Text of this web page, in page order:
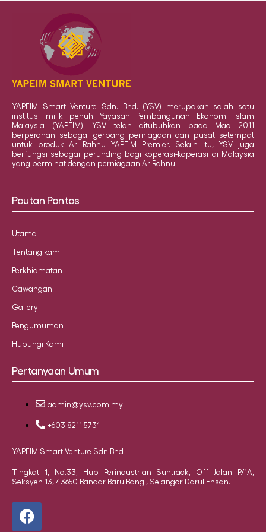
YAPEIM Smart Venture Sdn. Bhd. (YSV) merupakan salah satu
institusi milik penuh Yayasan Pembangunan Ekonomi Islam
Malaysia (YAPEIM). YSV telah ditubuhkan pada Mac 2011
berperanan sebagai gerbang perniagaan dan pusat setempat
untuk produk Ar Rahnu YAPEIM Premier. Selain itu, YSV juga
berfungsi sebagai perunding bagi koperasi-koperasi di Malaysia
yang berminat dengan perniagaan Ar Rahnu.
Pautan Pantas
Utama
Tentang kami
Perkhidmatan
Cawangan
Gallery
Pengumuman
Hubungi Kami
Pertanyaan Umum
admin@ysv.com.my
+603-8211 5731
YAPEIM Smart Venture Sdn Bhd
Tingkat 1, No.33, Hub Perindustrian Suntrack, Off Jalan P/1A,
Seksyen 13, 43650 Bandar Baru Bangi, Selangor Darul Ehsan.